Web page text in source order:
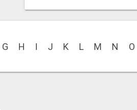
G H I J K L M N O